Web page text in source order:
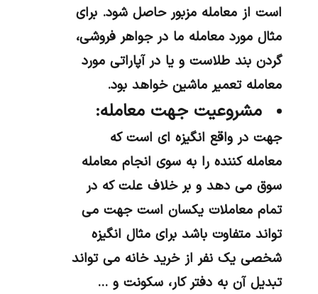
است از معامله مزبور حاصل شود. برای
مثال مورد معامله ما در جواهر فروشی،
گردن بند طلاست و یا در آپاراتی مورد
معامله تعمیر ماشین خواهد بود.
مشروعیت جهت معامله:
جهت در واقع انگیزه ای است که
معامله کننده را به سوی انجام معامله
سوق می دهد و بر خلاف علت که در
تمام معاملات یکسان است جهت می
تواند متفاوت باشد برای مثال انگیزه
شخصی یک نفر از خرید خانه می تواند
تبدیل آن به دفتر کار، سکونت و …